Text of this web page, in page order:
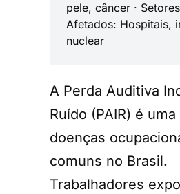
pele, câncer ·
Afetados: Hospitais,
nuclear
A Perda Auditiva
Ruído (PAIR) é uma
doenças
comuns no Brasil.
Trabalhadores